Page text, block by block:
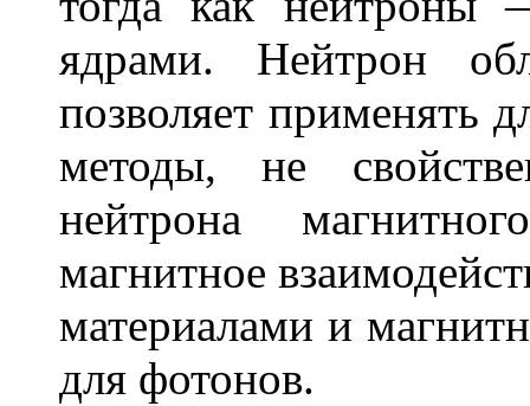
ядрами. Нейтрон
позволяет применять
методы, не
нейтрона
магнитное
материалами и
для фотонов.